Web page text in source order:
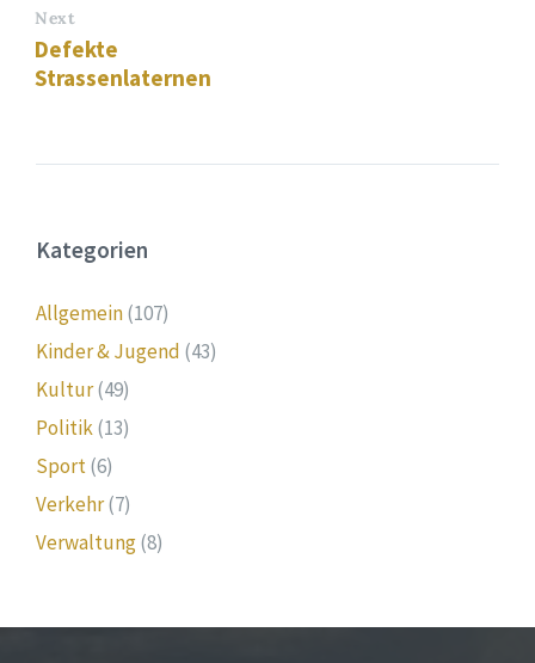
Next
Defekte
Strassenlaternen
Kategorien
Allgemein(107)
Kinder & Jugend (43)
Kultur(49)
Politik(13)
Sport(6)
Verkehr(7)
Verwaltung(8)